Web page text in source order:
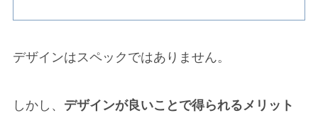
デザインはスペックではありません。
しかし、 デザインが良いことで得られるメリット